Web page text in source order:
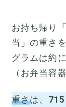
お持ち帰り
当」の重さ
グラムは約
（お弁当容
重さは、 715